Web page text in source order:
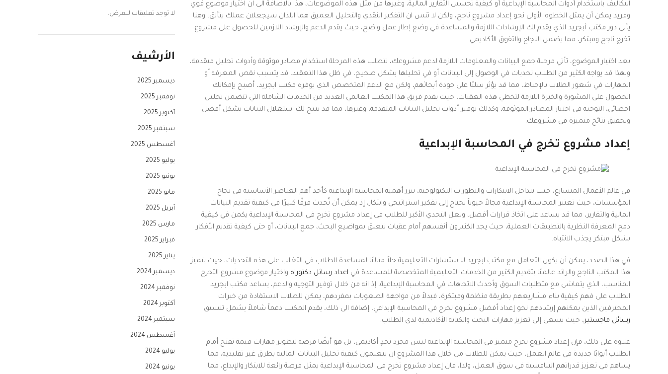
التكاليف باستخدام أدوات المحاسبة الإبداعية أو كيفية تحسين التقارير المالية، وغيرها من مثل هذه الموضوعات، هذا بالاضافة الى ان اختيار موضوع قوي
وفريد يمكن أن يمثل الخطوة الأولى نحو إعداد مشروع ناجح، ولكن لا تنس ان التفكير النقدي والتحليل العميق هما اللذان سيجعلان عملك يتألق، وهنا
يأتي دور مكتب أبجريد الذي يقدم لك الإرشادات اللازمة والمساعدة في وضع إطار عمل واضح، حيث يقدم الدعم والإرشاد اللازمين للحصول على مشروع
تخرج ناجح ومبتكر، مما يضمن النجاح والتفوق الأكاديمي.
بعد اختيار الموضوع، تأتي مرحلة جمع البيانات والمعلومات اللازمة لدعم مشروعك، تتطلب هذه المرحلة استخدام مصادر موثوقة وأدوات تحليل متقدمة،
ولهذا قد يواجه الكثير من الطلاب تحديات في الوصول إلى البيانات أو في تحليلها بشكل صحيح، في ظل هذا التعقيد، قد يتسبب نقص المعرفة أو
المهارات في شعور الطلاب بالإحباط، مما قد يؤثر سلبًا على جودة أبحاثهم، ولكن مع الدعم المتخصص الذي يوفره مكتب ابجريد، أصبح بإمكانك
الحصول على المشورة والخبرة اللازمة لتخطي هذه العقبات، حيث يقدم فريق هذا المكتب العالمي العديد من الخدمات الشاملة التي تتضمن تحليل
احصائى، التوجيه في اختيار المصادر الموثوقة، وكذلك توفير أدوات تحليل البيانات المتقدمة، وغيرها، مما قد يتيح لك استغلال البيانات بشكل أفضل
وتحقيق نتائج متميزة في مشروعك.
إعداد مشروع تخرج في المحاسبة الإبداعية
في عالم الأعمال المتسارع، حيث تتداخل الابتكارات والتطورات التكنولوجية، تبرز أهمية المحاسبة الإبداعية كأحد أهم العناصر الأساسية في نجاح
المؤسسات، حيث تعتبر المحاسبة الإبداعية مجالاً حيوياً يحتاج إلى تفكير استراتيجي وابتكار، إذ يمكن أن تُحدث فرقًا كبيرًا في كيفية تقديم البيانات
المالية والتقارير، مما قد يساعد على اتخاذ قرارات أفضل، ولعل التحدي الأكبر للطلاب في إعداد مشروع تخرج في المحاسبة الإبداعية يكمن في كيفية
دمج المعرفة النظرية بالتطبيقات العملية، حيث يجد الكثيرون أنفسهم أمام عقبات تتعلق بمواضيع البحث، جمع البيانات، أو حتى كيفية تقديم الأفكار
بشكل مبتكر يجذب الانتباه.
في هذا الصدد، يمكن أن يكون التعامل مع مكتب ابجريد للاستشارات التعليمية حلاً مثاليًا لمساعدة الطلاب في التغلب على هذه التحديات، حيث يتميز
هذا المكتب الناجح والرائد عالميًا بتقديم الكثير من الخدمات التعليمية المتخصصة للمساعدة في اعداد رسائل دكتوراه واختيار موضوع مشروع التخرج
المناسب، الذي يتماشى مع متطلبات السوق وأحدث الاتجاهات في المحاسبة الإبداعية، إذ انه من خلال توفير التوجيه والدعم، يساعد مكتب ابجريد
الطلاب على فهم كيفية بناء مشاريعهم بطريقة منظمة ومبتكرة، فبدلاً من مواجهة الصعوبات بمفردهم، يمكن للطلاب الاستفادة من خبرات
المحترفين الذين يمكنهم إرشادهم نحو إعداد أفضل مشروع تخرج في المحاسبة الإبداعي، إضافة الى ذلك، يقدم المكتب دعماً شاملاً يشمل تنسيق
رسائل ماجستير، حيث يسعى إلى تعزيز مهارات البحث والكتابة الأكاديمية لدى الطلاب.
علاوة على ذلك، فإن إعداد مشروع تخرج متميز في المحاسبة الإبداعية ليس مجرد تحدٍ أكاديمي، بل هو أيضًا فرصة لتطوير مهارات قيمة تفتح أمام
الطلاب أبوابًا جديدة في عالم العمل، حيث يمكن للطلاب من خلال هذا المشروع ان يتعلمون كيفية تحليل البيانات المالية بطرق غير تقليدية، مما
يساهم في تعزيز قدراتهم التنافسية في سوق العمل، ولذا، فان إعداد مشروع تخرج في المحاسبة الإبداعية يمثل فرصة رائعة للابتكار والإبداع، مما
لا توجد تعليقات للعرض.
الأرشيف
ديسمبر 2025
نوفمبر 2025
أكتوبر 2025
سبتمبر 2025
أغسطس 2025
يوليو 2025
يونيو 2025
مايو 2025
أبريل 2025
مارس 2025
فبراير 2025
يناير 2025
ديسمبر 2024
نوفمبر 2024
أكتوبر 2024
سبتمبر 2024
أغسطس 2024
يوليو 2024
يونيو 2024